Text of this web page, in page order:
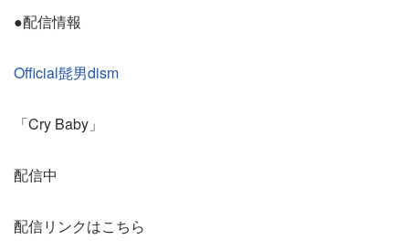
●配信情報
Official髭男dism
「Cry Baby」
配信中
配信リンクはこちら